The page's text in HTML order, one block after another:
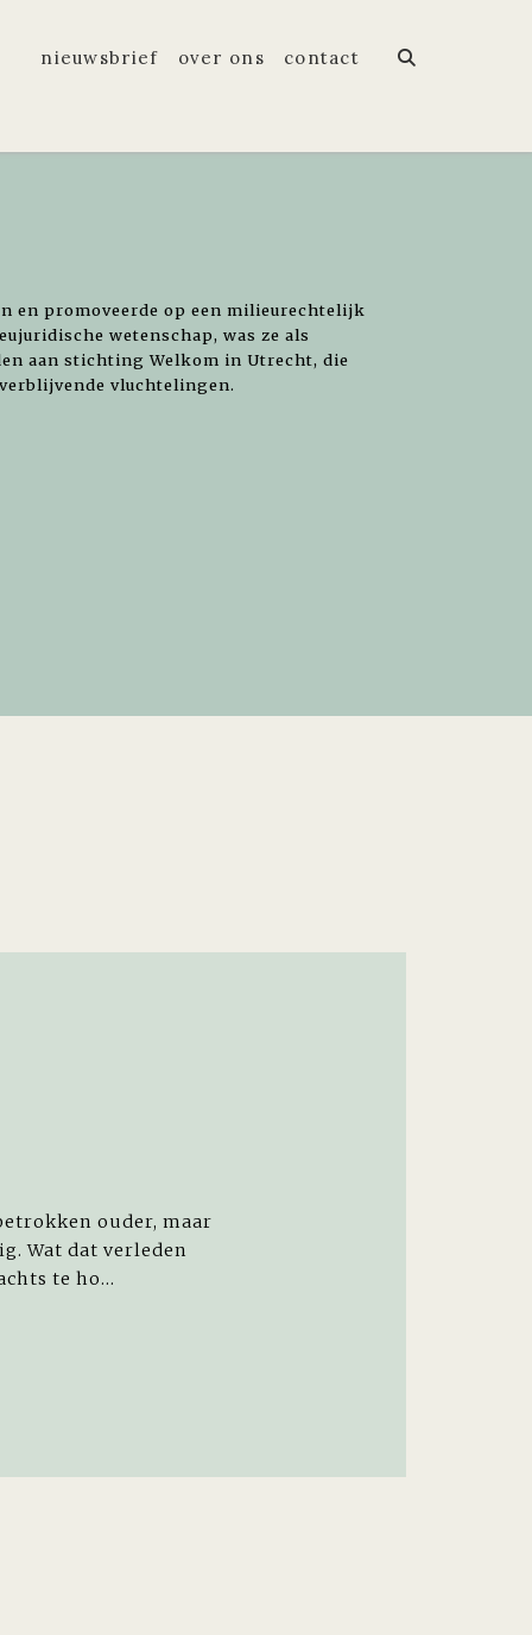
nieuwsbrief over ons contact
en promoveerde op een milieurechtelijk
wetenschap, was ze als
aan stichting Welkom in Utrecht, die
vluchtelingen.
ouder, maar
Wat dat verleden
te ho...